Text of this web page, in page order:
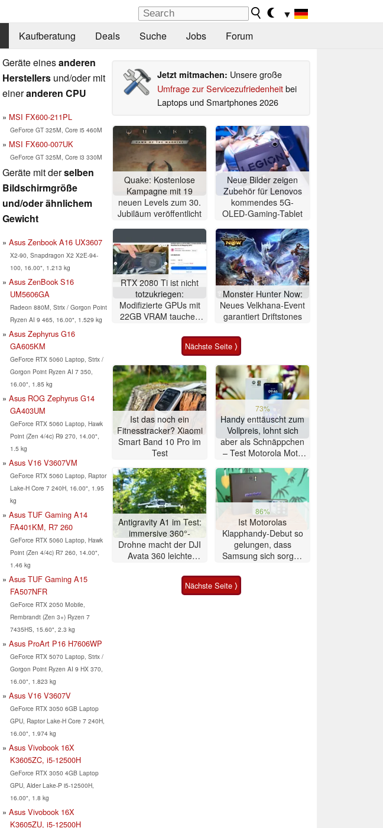
▼
Kaufberatung Deals Suche Jobs Forum
Geräte einesanderen
Herstellers und/oder mit
eineranderen CPU
MSI FX600-211PL
GeForce GT 325M, Core i5 460M
MSI FX600-007UK
GeForce GT 325M, Core i3 330M
Geräte mit derselben
Bildschirmgröße
und/oder ähnlichem
Gewicht
Asus Zenbook A16 UX3607
X2-90, Snapdragon X2 X2E-94-
100, 16.00", 1.213 kg
Asus ZenBook S16
UM5606GA
Radeon 880M, Strix / Gorgon Point
Ryzen AI 9 465, 16.00", 1.529 kg
Asus Zephyrus G16
GA605KM
GeForce RTX 5060 Laptop, Strix /
Gorgon Point Ryzen AI 7 350,
16.00", 1.85 kg
Asus ROG Zephyrus G14
GA403UM
GeForce RTX 5060 Laptop, Hawk
Point (Zen 4/4c) R9 270, 14.00",
1.5 kg
Asus V16 V3607VM
GeForce RTX 5060 Laptop, Raptor
Lake-H Core 7 240H, 16.00", 1.95
kg
Asus TUF Gaming A14
FA401KM, R7 260
GeForce RTX 5060 Laptop, Hawk
Point (Zen 4/4c) R7 260, 14.00",
1.46 kg
Asus TUF Gaming A15
FA507NFR
GeForce RTX 2050 Mobile,
Rembrandt (Zen 3+) Ryzen 7
7435HS, 15.60", 2.3 kg
Asus ProArt P16 H7606WP
GeForce RTX 5070 Laptop, Strix /
Gorgon Point Ryzen AI 9 HX 370,
16.00", 1.823 kg
Asus V16 V3607V
GeForce RTX 3050 6GB Laptop
GPU, Raptor Lake-H Core 7 240H,
16.00", 1.974 kg
Asus Vivobook 16X
K3605ZC, i5-12500H
GeForce RTX 3050 4GB Laptop
GPU, Alder Lake-P i5-12500H,
16.00", 1.8 kg
Asus Vivobook 16X
K3605ZU, i5-12500H
Jetzt mitmachen: Unsere große
Umfrage zur Servicezufriedenheitbei
Laptops und Smartphones 2026
Quake: Kostenlose
Kampagne mit 19
neuen Levels zum 30.
Jubiläum veröffentlicht
Neue Bilder zeigen
Zubehör für Lenovos
kommendes 5G-
OLED-Gaming-Tablet
RTX 2080 Ti ist nicht
totzukriegen:
Modifizierte GPUs mit
22GB VRAM tauchen
Monster Hunter Now:
Neues Velkhana-Event
garantiert Driftstones
Nächste Seite ⟩
Ist das noch ein
Fitnesstracker? Xiaomi
Smart Band 10 Pro im
Test
73%
Handy enttäuscht zum
Vollpreis, lohnt sich
aber als Schnäppchen
– Test Motorola Moto
Antigravity A1 im Test:
immersive 360°-
Drohne macht der DJI
Avata 360 leichte
86%
Ist Motorolas
Klapphandy-Debut so
gelungen, dass
Samsung sich sorgen
Smartphone im Test
Nächste Seite ⟩